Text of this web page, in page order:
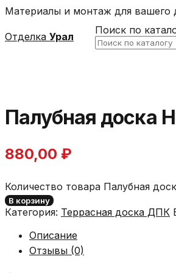
Материалы и монтаж для вашего
Отделка Урал
Поиск по
Палубная доска
880,00 ₽
Количество товара Палубная
В корзину
Категория: Террасная доска ДПК
Описание
Отзывы (0)